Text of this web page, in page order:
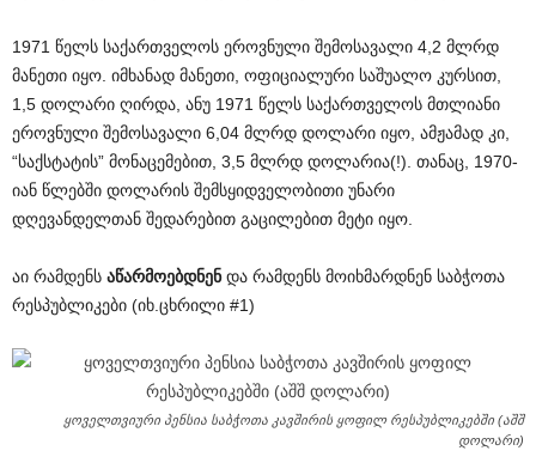
1971 წელს საქართველოს ეროვნული შემოსავალი 4,2 მლრდ
მანეთი იყო. იმხანად მანეთი, ოფიციალური საშუალო კურსით,
1,5 დოლარი ღირდა, ანუ 1971 წელს საქართველოს მთლიანი
ეროვნული შემოსავალი 6,04 მლრდ დოლარი იყო, ამჟამად კი,
“საქსტატის” მონაცემებით, 3,5 მლრდ დოლარია(!). თანაც, 1970-
იან წლებში დოლარის შემსყიდველობითი უნარი
დღევანდელთან შედარებით გაცილებით მეტი იყო.
აი რამდენს აწარმოებდნენდა რამდენს მოიხმარდნენ საბჭოთა
რესპუბლიკები (იხ.ცხრილი #1)
ყოველთვიური პენსია საბჭოთა კავშირის ყოფილ რესპუბლიკებში (აშშ
დოლარი)